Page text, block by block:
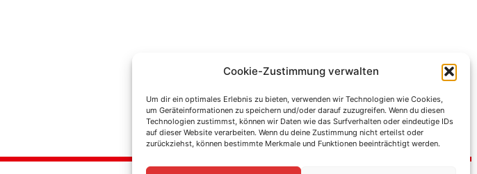
Cookie-Zustimmung verwalten
Um dir ein optimales Erlebnis zu bieten, verwenden wir Technologien wie Cookies,
um Geräteinformationen zu speichern und/oder darauf zuzugreifen. Wenn du diesen
Technologien zustimmst, können wir Daten wie das Surfverhalten oder eindeutige IDs
auf dieser Website verarbeiten. Wenn du deine Zustimmung nicht erteilst oder
zurückziehst, können bestimmte Merkmale und Funktionen beeinträchtigt werden.